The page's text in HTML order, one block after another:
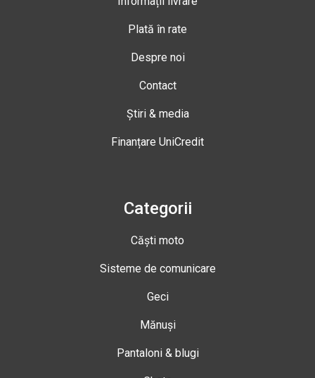
Plată în rate
Despre noi
Contact
Știri & media
Finanțare UniCredit
Categorii
Căști moto
Sisteme de comunicare
Geci
Mănuși
Pantaloni & blugi